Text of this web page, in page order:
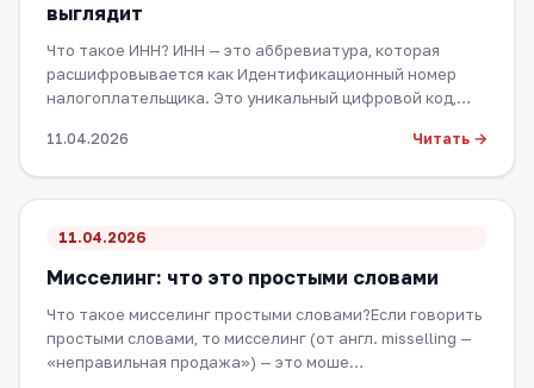
выглядит
Что такое ИНН? ИНН — это аббревиатура, которая
расшифровывается как Идентификационный номер
налогоплательщика. Это уникальный цифровой код,…
11.04.2026 Читать →
11.04.2026
Мисселинг: что это простыми словами
Что такое мисселинг простыми словами?Если говорить
простыми словами, то мисселинг (от англ. misselling —
«неправильная продажа») — это моше…